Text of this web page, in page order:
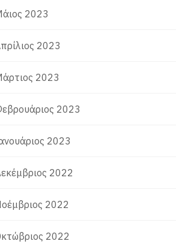
2023
2023
2023
2023
2023
2022
2022
2022